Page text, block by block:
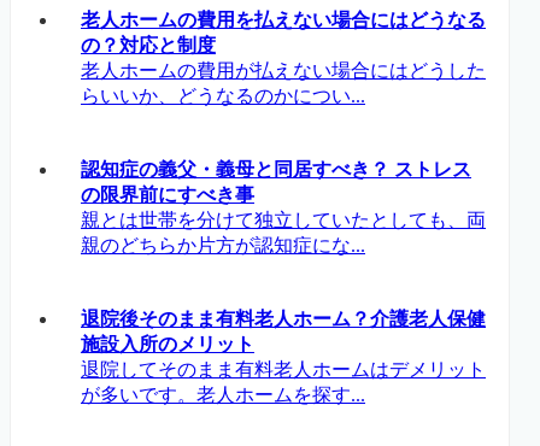
老人ホームの費用を払えない場合にはどうなる
の？対応と制度
老人ホームの費用が払えない場合にはどうした
らいいか、どうなるのかについ...
認知症の義父・義母と同居すべき？ ストレス
の限界前にすべき事
親とは世帯を分けて独立していたとしても、両
親のどちらか片方が認知症にな...
退院後そのまま有料老人ホーム？介護老人保健
施設入所のメリット
退院してそのまま有料老人ホームはデメリット
が多いです。老人ホームを探す...